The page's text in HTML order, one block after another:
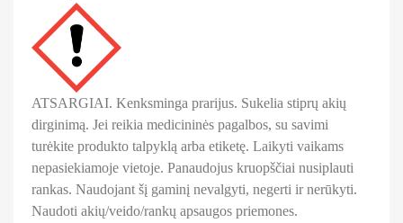
ATSARGIAI. Kenksminga prarijus. Sukelia stiprų akių
dirginimą. Jei reikia medicininės pagalbos, su savimi
turėkite produkto talpyklą arba etiketę. Laikyti vaikams
nepasiekiamoje vietoje. Panaudojus kruopščiai nusiplauti
rankas. Naudojant šį gaminį nevalgyti, negerti ir nerūkyti.
Naudoti akių/veido/rankų apsaugos priemones.